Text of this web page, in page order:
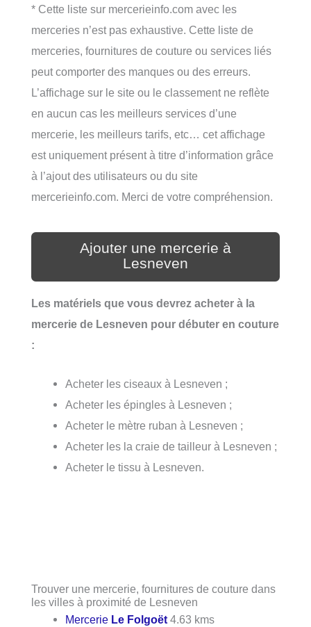
* Cette liste sur mercerieinfo.com avec les
merceries n’est pas exhaustive. Cette liste de
merceries, fournitures de couture ou services liés
peut comporter des manques ou des erreurs.
L’affichage sur le site ou le classement ne reflète
en aucun cas les meilleurs services d’une
mercerie, les meilleurs tarifs, etc… cet affichage
est uniquement présent à titre d’information grâce
à l’ajout des utilisateurs ou du site
mercerieinfo.com. Merci de votre compréhension.
Ajouter une mercerie à
Lesneven
Les matériels que vous devrez acheter à la
mercerie de Lesneven pour débuter en couture
:
Acheter les ciseaux à Lesneven ;
Acheter les épingles à Lesneven ;
Acheter le mètre ruban à Lesneven ;
Acheter les la craie de tailleur à Lesneven ;
Acheter le tissu à Lesneven.
Trouver une mercerie, fournitures de couture dans
les villes à proximité de Lesneven
Mercerie Le Folgoët 4.63 kms